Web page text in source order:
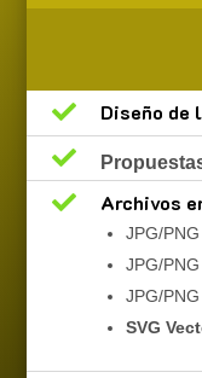

Diseño de

 Archivos
JPG/
JPG/
JPG/
SVG